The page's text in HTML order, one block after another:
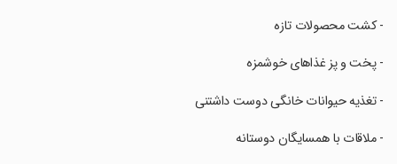
‏- کشت محصولات تازه
‏- پخت و پز غذاهای خوشمزه
‏- تغذیه حیوانات خانگی دوست داشتنی
‏- ملاقات با همسایگان دوستانه